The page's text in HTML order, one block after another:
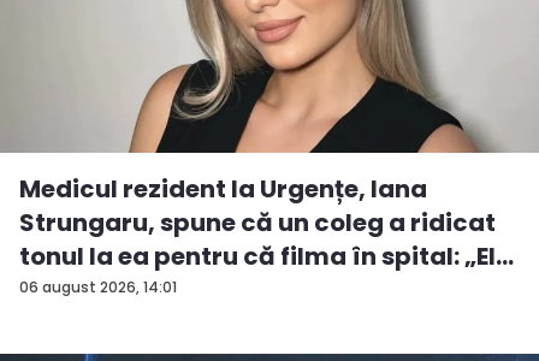
06 august 2026, 14:01
Medicul rezident la Urgențe, Iana
Strungaru, spune că un coleg a ridicat
tonul la ea pentru că filma în spital: „El
a...